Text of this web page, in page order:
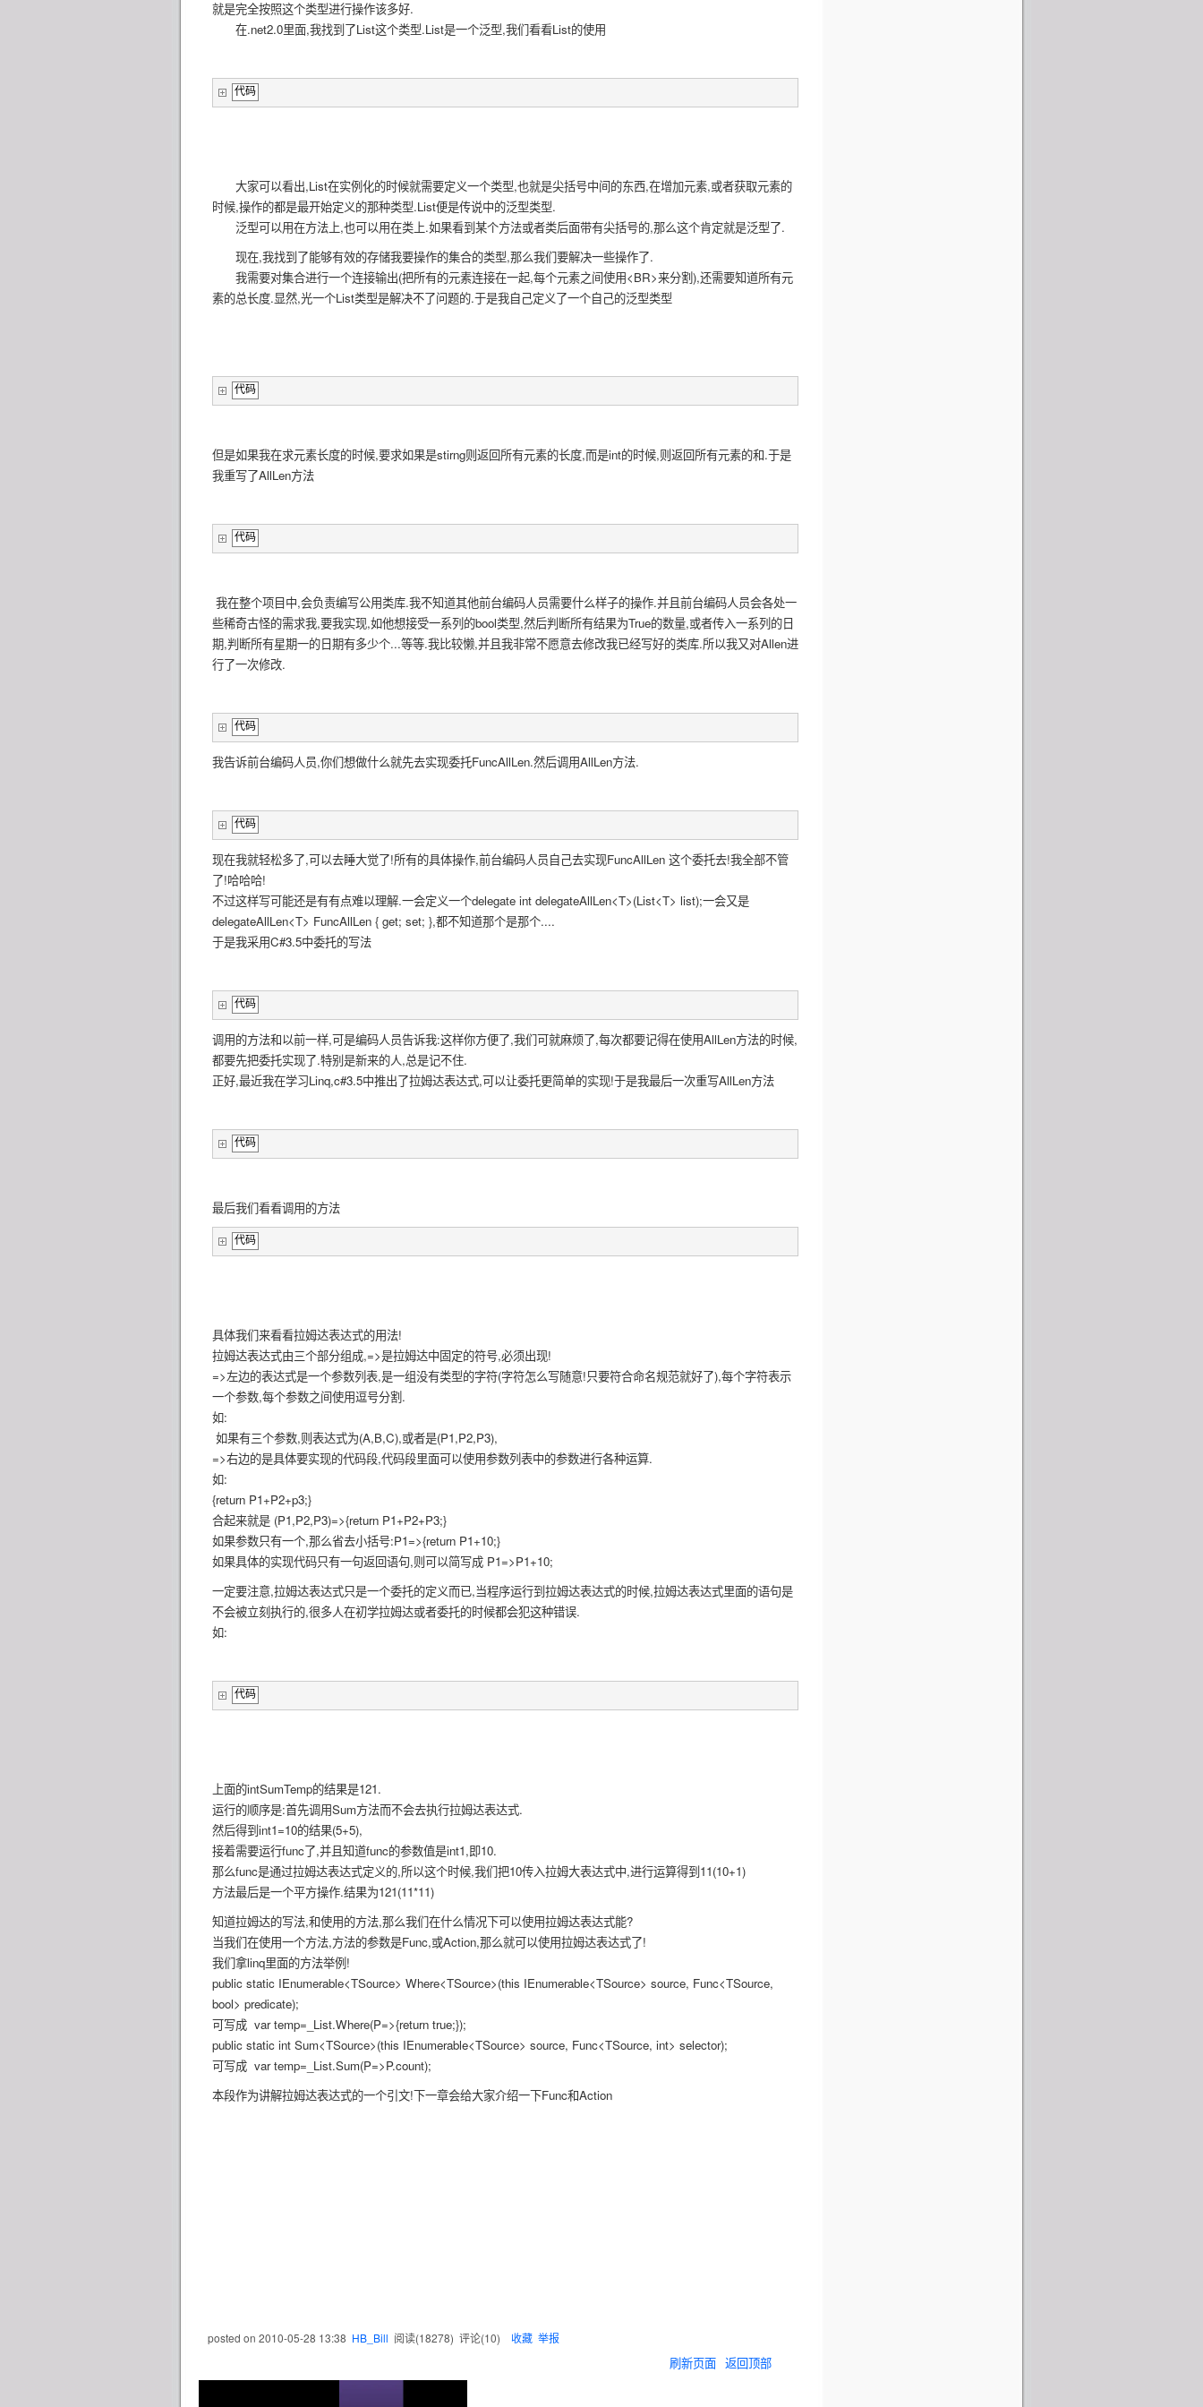
就是完全按照这个类型进行操作该多好.
在.net2.0里面,我找到了List这个类型.List是一个泛型,我们看看List的使用
代码
大家可以看出,List在实例化的时候就需要定义一个类型,也就是尖括号中间的东西,在增加元素,或者获取元素的
时候,操作的都是最开始定义的那种类型.List便是传说中的泛型类型.
泛型可以用在方法上,也可以用在类上.如果看到某个方法或者类后面带有尖括号的,那么这个肯定就是泛型了.
现在,我找到了能够有效的存储我要操作的集合的类型,那么我们要解决一些操作了.
我需要对集合进行一个连接输出(把所有的元素连接在一起,每个元素之间使用<BR>来分割),还需要知道所有元
素的总长度.显然,光一个List类型是解决不了问题的.于是我自己定义了一个自己的泛型类型
代码
但是如果我在求元素长度的时候,要求如果是stirng则返回所有元素的长度,而是int的时候,则返回所有元素的和.于是
我重写了AllLen方法
代码
我在整个项目中,会负责编写公用类库.我不知道其他前台编码人员需要什么样子的操作.并且前台编码人员会各处一
些稀奇古怪的需求我,要我实现,如他想接受一系列的bool类型,然后判断所有结果为True的数量,或者传入一系列的日
期,判断所有星期一的日期有多少个...等等.我比较懒,并且我非常不愿意去修改我已经写好的类库.所以我又对Allen进
行了一次修改.
代码
我告诉前台编码人员,你们想做什么就先去实现委托FuncAllLen.然后调用AllLen方法.
代码
现在我就轻松多了,可以去睡大觉了!所有的具体操作,前台编码人员自己去实现FuncAllLen 这个委托去!我全部不管
了!哈哈哈!
不过这样写可能还是有有点难以理解.一会定义一个delegate int delegateAllLen<T>(List<T> list);一会又是
delegateAllLen<T> FuncAllLen { get; set; },都不知道那个是那个....
于是我采用C#3.5中委托的写法
代码
调用的方法和以前一样,可是编码人员告诉我:这样你方便了,我们可就麻烦了,每次都要记得在使用AllLen方法的时候,
都要先把委托实现了.特别是新来的人,总是记不住.
正好,最近我在学习Linq,c#3.5中推出了拉姆达表达式,可以让委托更简单的实现!于是我最后一次重写AllLen方法
代码
最后我们看看调用的方法
代码
具体我们来看看拉姆达表达式的用法!
拉姆达表达式由三个部分组成,=>是拉姆达中固定的符号,必须出现!
=>左边的表达式是一个参数列表,是一组没有类型的字符(字符怎么写随意!只要符合命名规范就好了),每个字符表示
一个参数,每个参数之间使用逗号分割.
如:
如果有三个参数,则表达式为(A,B,C),或者是(P1,P2,P3),
=>右边的是具体要实现的代码段,代码段里面可以使用参数列表中的参数进行各种运算.
如:
{return P1+P2+p3;}
合起来就是 (P1,P2,P3)=>{return P1+P2+P3;}
如果参数只有一个,那么省去小括号:P1=>{return P1+10;}
如果具体的实现代码只有一句返回语句,则可以简写成 P1=>P1+10;
一定要注意,拉姆达表达式只是一个委托的定义而已,当程序运行到拉姆达表达式的时候,拉姆达表达式里面的语句是
不会被立刻执行的,很多人在初学拉姆达或者委托的时候都会犯这种错误.
如:
代码
上面的intSumTemp的结果是121.
运行的顺序是:首先调用Sum方法而不会去执行拉姆达表达式.
然后得到int1=10的结果(5+5),
接着需要运行func了,并且知道func的参数值是int1,即10.
那么func是通过拉姆达表达式定义的,所以这个时候,我们把10传入拉姆大表达式中,进行运算得到11(10+1)
方法最后是一个平方操作.结果为121(11*11)
知道拉姆达的写法,和使用的方法,那么我们在什么情况下可以使用拉姆达表达式能?
当我们在使用一个方法,方法的参数是Func,或Action,那么就可以使用拉姆达表达式了!
我们拿linq里面的方法举例!
public static IEnumerable<TSource> Where<TSource>(this IEnumerable<TSource> source, Func<TSource,
bool> predicate);
可写成 var temp=_List.Where(P=>{return true;});
public static int Sum<TSource>(this IEnumerable<TSource> source, Func<TSource, int> selector);
可写成 var temp=_List.Sum(P=>P.count);
本段作为讲解拉姆达表达式的一个引文!下一章会给大家介绍一下Func和Action
posted on 2010-05-28 13:38 HB_Bill 阅读(18278) 评论(10) 收藏 举报
刷新页面 返回顶部